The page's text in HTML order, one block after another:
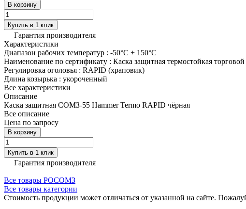
В корзину
Купить в 1 клик
Гарантия производителя
Характеристики
Диапазон рабочих температур : -50°C + 150°C
Наименование по сертификату : Каска защитная термостойкая
Регулировка оголовья : RAPID (храповик)
Длина козырька : укороченный
Все характеристики
Описание
Каска защитная СОМЗ-55 Hammer Termo RAPID чёрная
Все описание
Цена по запросу
В корзину
Купить в 1 клик
Гарантия производителя
Все товары РОСОМЗ
Все товары категории
Стоимость продукции может отличаться от указанной на сайте.